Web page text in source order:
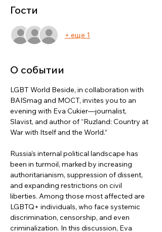
Гости
+ еще 1
О событии
LGBT World Beside, in collaboration with
BAISmag and MOCT, invites you to an
evening with Eva Cukier—journalist,
Slavist, and author of “Ruzland: Country at
War with Itself and the World.”
Russia’s internal political landscape has
been in turmoil, marked by increasing
authoritarianism, suppression of dissent,
and expanding restrictions on civil
liberties. Among those most affected are
LGBTQ+ individuals, who face systemic
discrimination, censorship, and even
criminalization. In this discussion, Eva